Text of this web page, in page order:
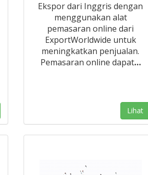
Ekspor dari Inggris dengan
menggunakan alat
pemasaran online dari
ExportWorldwide untuk
meningkatkan penjualan.
Pemasaran online dapat…
Lihat